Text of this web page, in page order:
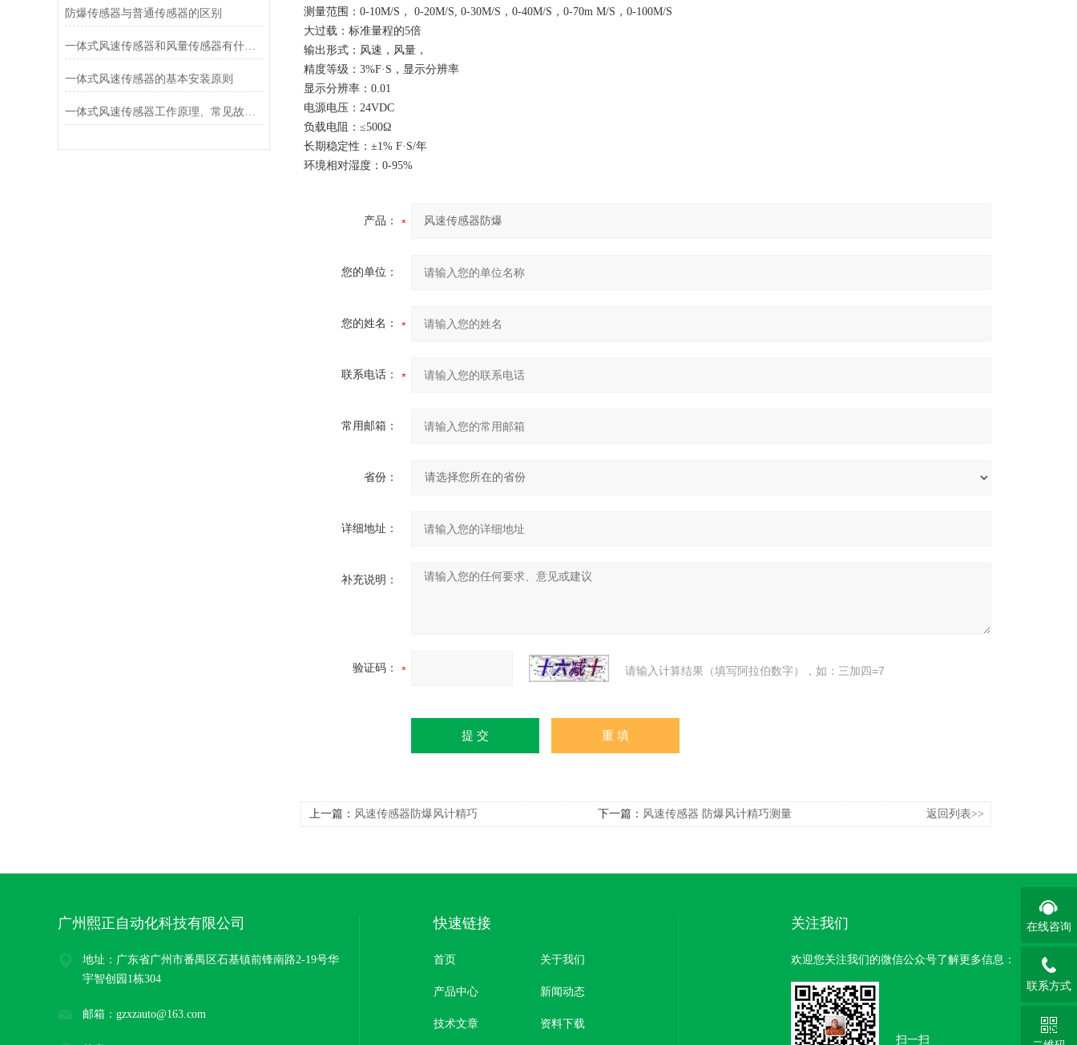
防爆传感器与普通传感器的区别
一体式风速传感器和风量传感器有什么不同？
一体式风速传感器的基本安装原则
一体式风速传感器工作原理、常见故障排查与运维建议
测量范围：0-10M/S， 0-20M/S, 0-30M/S，0-40M/S，0-70m M/S，0-100M/S
大过载：标准量程的5倍
输出形式：风速，风量，
精度等级：3%F·S，显示分辨率
显示分辨率：0.01
电源电压：24VDC
负载电阻：≤500Ω
长期稳定性：±1% F·S/年
环境相对湿度：0-95%
产品：
您的单位：
您的姓名：
联系电话：
常用邮箱：
省份：
详细地址：
补充说明：
验证码： 请输入计算结果（填写阿拉伯数字），如：三加四=7
上一篇： 风速传感器防爆风计精巧 下一篇： 风速传感器 防爆风计精巧测量 返回列表>>
广州熙正自动化科技有限公司
地址：广东省广州市番禺区石基镇前锋南路2-19号华
宇智创园1栋304
邮箱：gzxzauto@163.com
快速链接
首页 关于我们
产品中心 新闻动态
技术文章 资料下载
关注我们
欢迎您关注我们的微信公众号了解更多信息：
扫一扫
在线咨询
联系方式